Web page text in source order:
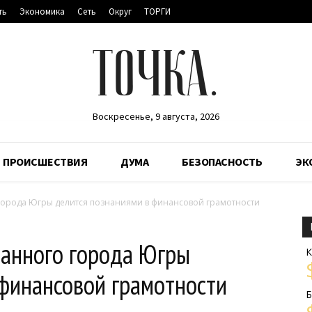
Экономика Сеть Округ ТОРГИ
ТОЧКА.
Воскресенье, 9 августа, 2026
ПРОИСШЕСТВИЯ ДУМА БЕЗОПАСНОСТЬ
Югры делится познаниями в финансовой грамотности
города Югры
грамотности